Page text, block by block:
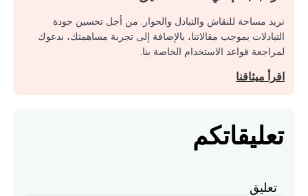
نريد مساحة للنقاش والتبادل والحوار. من أجل تحسين جودة
التبادلات بموجب مقالاتنا، بالإضافة إلى تجربة مساهمتك، ندعوك
لمراجعة قواعد الاستخدام الخاصة بنا.
اقرأ ميثاقنا
تعليقاتكم
تعليق